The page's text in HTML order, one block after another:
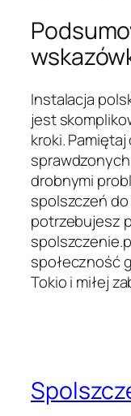
Instalacja
jest
kroki.
drobnymi
spolszczeń do
potrzebujesz
społeczność
Tokio i miłej